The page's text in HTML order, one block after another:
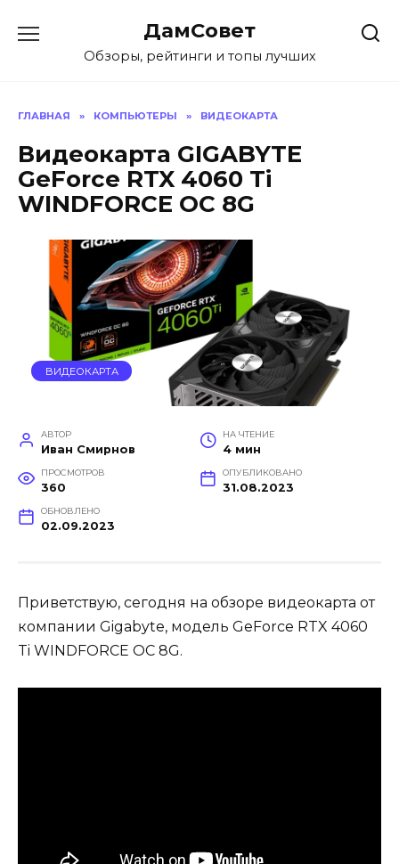
содержанию
ДамСовет
Обзоры, рейтинги и топы лучших
ГЛАВНАЯ » КОМПЬЮТЕРЫ » ВИДЕОКАРТА
Видеокарта GIGABYTE
GeForce RTX 4060 Ti
WINDFORCE OC 8G
ВИДЕОКАРТА
АВТОР
Иван Смирнов
НА ЧТЕНИЕ
4 мин
ПРОСМОТРОВ
360
ОПУБЛИКОВАНО
31.08.2023
ОБНОВЛЕНО
02.09.2023
Приветствую, сегодня на обзоре видеокарта от
компании Gigabyte, модель GeForce RTX 4060
Ti WINDFORCE OC 8G.